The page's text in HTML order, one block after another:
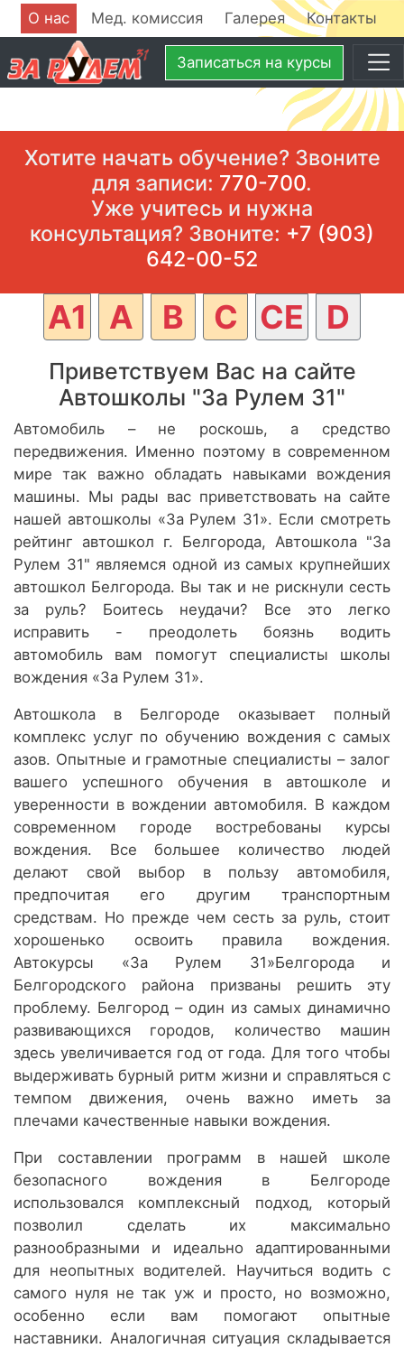
О нас Мед. комиссия Галерея Контакты
Записаться на курсы
Хотите начать обучение? Звоните
для записи: 770-700.
Уже учитесь и нужна
консультация? Звоните: +7 (903)
642-00-52
A1 A B C CE D
Приветствуем Вас на сайте
Автошколы "За Рулем 31"
Автомобиль – не роскошь, а средство
передвижения. Именно поэтому в современном
мире так важно обладать навыками вождения
машины. Мы рады вас приветствовать на сайте
нашей автошколы «За Рулем 31». Если смотреть
рейтинг автошкол г. Белгорода, Автошкола "За
Рулем 31" являемся одной из самых крупнейших
автошкол Белгорода. Вы так и не рискнули сесть
за руль? Боитесь неудачи? Все это легко
исправить - преодолеть боязнь водить
автомобиль вам помогут специалисты школы
вождения «За Рулем 31».
Автошкола в Белгороде оказывает полный
комплекс услуг по обучению вождения с самых
азов. Опытные и грамотные специалисты – залог
вашего успешного обучения в автошколе и
уверенности в вождении автомобиля. В каждом
современном городе востребованы курсы
вождения. Все большее количество людей
делают свой выбор в пользу автомобиля,
предпочитая его другим транспортным
средствам. Но прежде чем сесть за руль, стоит
хорошенько освоить правила вождения.
Автокурсы «За Рулем 31»Белгорода и
Белгородского района призваны решить эту
проблему. Белгород – один из самых динамично
развивающихся городов, количество машин
здесь увеличивается год от года. Для того чтобы
выдерживать бурный ритм жизни и справляться с
темпом движения, очень важно иметь за
плечами качественные навыки вождения.
При составлении программ в нашей школе
безопасного вождения в Белгороде
использовался комплексный подход, который
позволил сделать их максимально
разнообразными и идеально адаптированными
для неопытных водителей. Научиться водить с
самого нуля не так уж и просто, но возможно,
особенно если вам помогают опытные
наставники. Аналогичная ситуация складывается